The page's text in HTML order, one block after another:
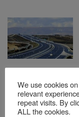
We use cookies
relevant
repeat visits. By
ALL the cookies.